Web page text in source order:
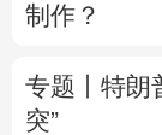
制作？
专题丨 特朗
突”